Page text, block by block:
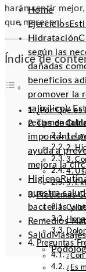
Home
Ejercicios
Hidratación
según las
dañadas
beneficios
promover la
salicílico).
importante
ayuda a
mejora la
Higiene
nuestra
bacterias y
Remedios
Salud
harán sentir
que merecen!
Índice de
¿Por Qué es
Tips de
1.
2.
3.
4.
5.
Problemas
Preguntas
¿Es